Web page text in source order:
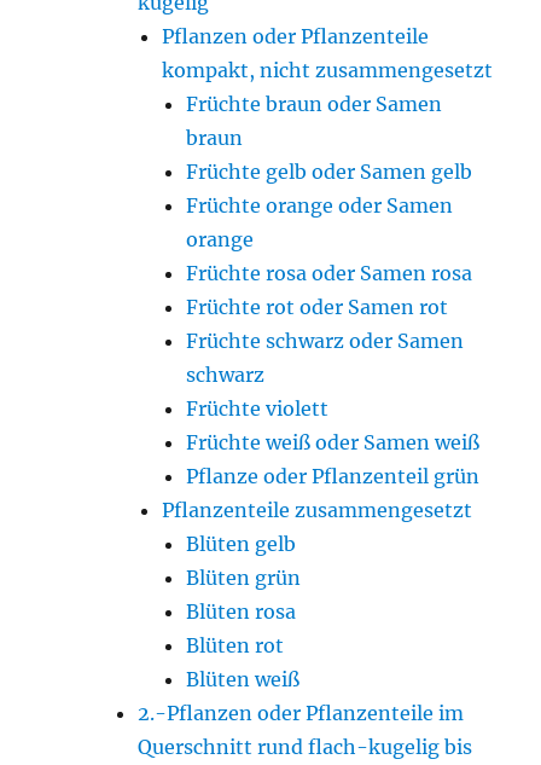
Pflanzen oder Pflanzenteile
kompakt, nicht zusammengesetzt
Früchte braun oder Samen
braun
Früchte gelb oder Samen gelb
Früchte orange oder Samen
orange
Früchte rosa oder Samen rosa
Früchte rot oder Samen rot
Früchte schwarz oder Samen
schwarz
Früchte violett
Früchte weiß oder Samen weiß
Pflanze oder Pflanzenteil grün
Pflanzenteile zusammengesetzt
Blüten gelb
Blüten grün
Blüten rosa
Blüten rot
Blüten weiß
2.-Pflanzen oder Pflanzenteile im
Querschnitt rund flach-kugelig bis